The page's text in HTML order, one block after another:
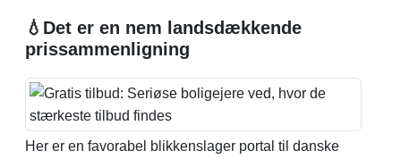
💧Det er en nem landsdækkende
prissammenligning
Her er en favorabel blikkenslager portal til danske